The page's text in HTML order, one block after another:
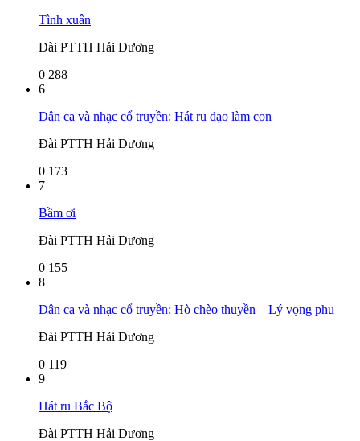
Tình xuân
Đài PTTH Hải Dương
0 288
6
Dân ca và nhạc cổ truyền: Hát ru đạo làm con
Đài PTTH Hải Dương
0 173
7
Bầm ơi
Đài PTTH Hải Dương
0 155
8
Dân ca và nhạc cổ truyền: Hò chèo thuyền – Lý vọng phu
Đài PTTH Hải Dương
0 119
9
Hát ru Bắc Bộ
Đài PTTH Hải Dương